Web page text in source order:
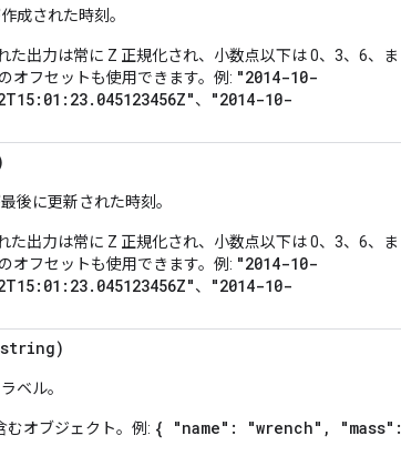
成された時刻。
た出力は常に Z 正規化され、小数点以下は 0、3、6、ま
オフセットも使用できます。例: "2014-10-
、
"2014-10-
後に更新された時刻。
た出力は常に Z 正規化され、小数点以下は 0、3、6、ま
オフセットも使用できます。例: "2014-10-
、
"2014-10-
ベル。
むオブジェクト。例: { "name": "wrench", "mass":